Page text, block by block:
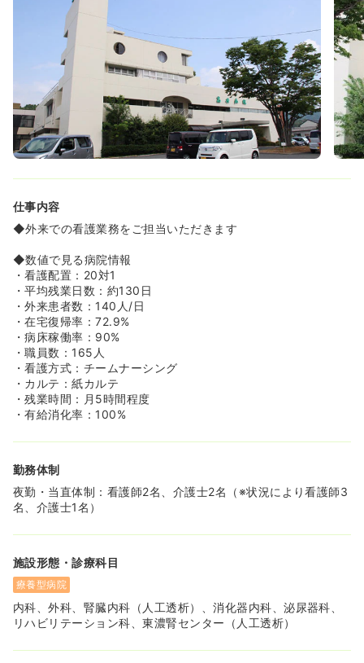
代・50代の看護師さんが入職されたこともございます。急
性期病院のような慌ただしさもありませんので、落ち着い
て業務に取り組んでいただけます。
◆看護師だけでなく他部門の方からも優しく声をかけてい
ただける暖かい環境です！
≪お休みも取りやすいです！≫
◆毎月のお休み希望は3日間出すことができます。長期連
休は、夏季休暇3日、冬季休暇が5日あり、時期をずらして
連休として取得している方もいらっしゃいます。
≪落ち着いた環境で質の高い看護を実践できます！≫
く、患者様とじっくり向き合った看護ができます！
◆患者様一人ひとりに合わせた、きめ細やかなケアを提供
したいとお考えの方に最適な職場です！
◆療養以外にも人工透析も専門としております！
≪収入面でも安心！賞与3ヶ月分支給で高年収も目指せま
す！≫
◆日々の頑張りがきちんと評価され、賞与は計3ヶ月分支
給の実績があります！
◆経験やスキルに応じて、年収400万円以上も可能。収入
を重視される方にも魅力的な求人です！
仕事内容
◆外来での看護業務をご担当いただきます
◆数値で見る病院情報
・看護配置：20対1
・平均残業日数：約130日
・外来患者数：140人/日
・在宅復帰率：72.9%
・病床稼働率：90%
・職員数：165人
・看護方式：チームナーシング
・カルテ：紙カルテ
・残業時間：月5時間程度
・有給消化率：100%
勤務体制
夜勤・当直体制：看護師2名、介護士2名（※状況により看護師3
名、介護士1名）
施設形態・診療科目
療養型病院
内科、外科、腎臓内科（人工透析）、消化器内科、泌尿器科、
リハビリテーション科、東濃腎センター（人工透析）